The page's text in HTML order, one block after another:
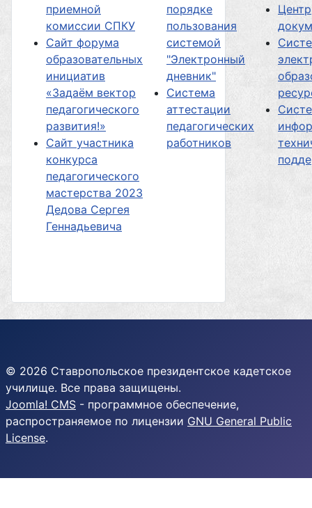
приемной
комиссии СПКУ
Сайт форума
образовательных
инициатив
«Задаём вектор
педагогического
развития!»
Сайт участника
конкурса
педагогического
мастерства 2023
Дедова Сергея
Геннадьевича
порядке
пользования
системой
"Электронный
дневник"
Система
аттестации
педагогических
работников
Центр
© 2026 Ставропольское президентское кадетское
училище. Все права защищены.
Joomla! CMS - программное обеспечение,
распространяемое по лицензии GNU General Public
License.